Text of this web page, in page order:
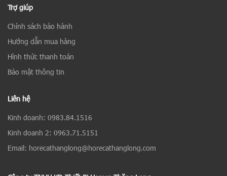
Trợ giúp
Chính sách bảo hành
Hướng dẫn mua hàng
Hình thức thanh toán
Bảo mật thông tin
Liên hệ
Kinh doanh: 0983.84.1516
Kinh doanh 2: 0963.71.5151
Email: horecathanglong@horecathanglong.com